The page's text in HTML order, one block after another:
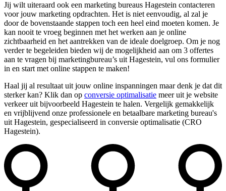
Jij wilt uiteraard ook een marketing bureaus Hagestein contacteren
voor jouw marketing opdrachten. Het is niet eenvoudig, al zal je
door de bovenstaande stappen toch een heel eind moeten komen. Je
kan nooit te vroeg beginnen met het werken aan je online
zichtbaarheid en het aantrekken van de ideale doelgroep. Om je nog
verder te begeleiden bieden wij de mogelijkheid aan om 3 offertes
aan te vragen bij marketingbureau’s uit Hagestein, vul ons formulier
in en start met online stappen te maken!
Haal jij al resultaat uit jouw online inspanningen maar denk je dat dit
sterker kan? Klik dan op conversie optimalisatie meer uit je website
verkeer uit bijvoorbeeld Hagestein te halen. Vergelijk gemakkelijk
en vrijblijvend onze professionele en betaalbare marketing bureau's
uit Hagestein, gespecialiseerd in conversie optimalisatie (CRO
Hagestein).